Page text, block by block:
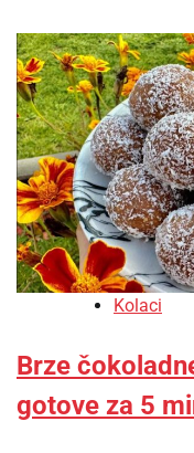
Kolaci
Brze
gotove za 5